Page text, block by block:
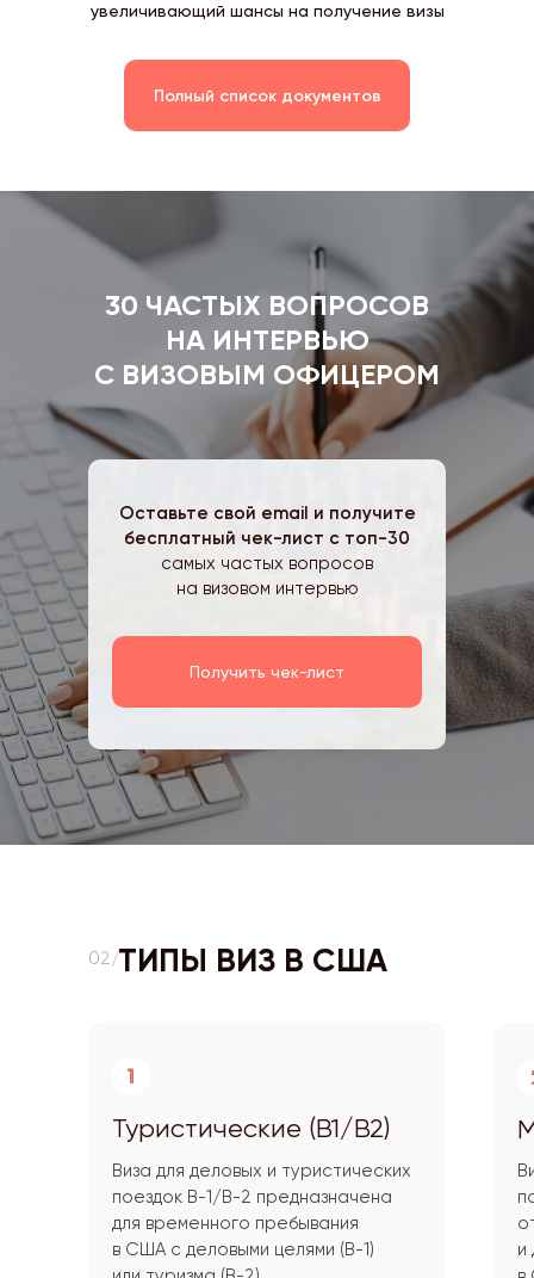
Полный список документов
увеличивающий шансы на получение визы
30 ЧАСТЫХ ВОПРОСОВ
НА ИНТЕРВЬЮ
С ВИЗОВЫМ ОФИЦЕРОМ
Оставьте свой email и получите
бесплатный чек-лист с топ-30
самых частых вопросов
на визовом интервью
Получить чек-лист
ТИПЫ ВИЗ В США
02/
Туристические (B1/B2)
Виза для деловых и туристических
поездок B-1/B-2 предназначена
для временного пребывания
в США с деловыми целями (B-1)
и